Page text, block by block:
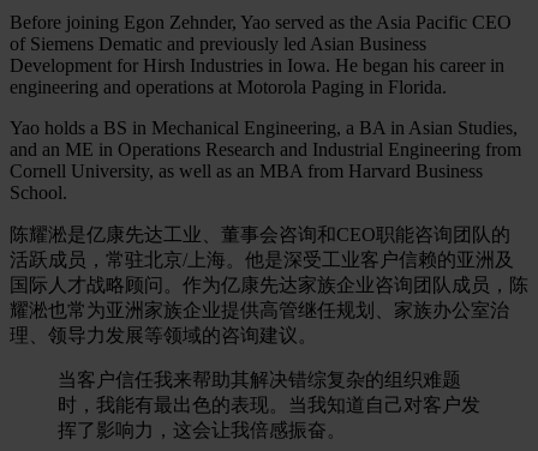
Before joining Egon Zehnder, Yao served as the Asia Pacific CEO
of Siemens Dematic and previously led Asian Business
Development for Hirsh Industries in Iowa. He began his career in
engineering and operations at Motorola Paging in Florida.
Yao holds a BS in Mechanical Engineering, a BA in Asian Studies,
and an ME in Operations Research and Industrial Engineering from
Cornell University, as well as an MBA from Harvard Business
School.
陈耀淞是亿康先达工业、董事会咨询和CEO职能咨询团队的
活跃成员，常驻北京/上海。他是深受工业客户信赖的亚洲及
国际人才战略顾问。作为亿康先达家族企业咨询团队成员，陈
耀淞也常为亚洲家族企业提供高管继任规划、家族办公室治
理、领导力发展等领域的咨询建议。
当客户信任我来帮助其解决错综复杂的组织难题
时，我能有最出色的表现。当我知道自己对客户发
挥了影响力，这会让我倍感振奋。